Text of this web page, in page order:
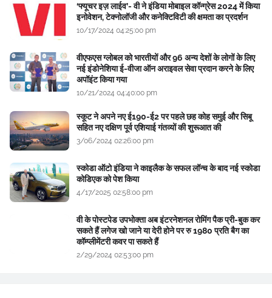
‘फ्यूचर इज़ लाईव’- वी ने इंडिया मोबाइल कॉन्ग्रेस 2024 में किया
इनोवेशन, टेक्नोलॉजी और कनेक्टिविटी की क्षमता का प्रदर्शन
10/17/2024 04:25:00 pm
वीएफएस ग्लोबल को भारतीयों और 96 अन्य देशों के लोगों के लिए
नई इंडोनेशिया ई-वीजा ऑन अराइवल सेवा प्रदान करने के लिए
अपॉइंट किया गया
10/21/2024 04:40:00 pm
स्कूट ने अपने नए ई190-ई2 पर पहले छह कोह समुई और सिबू
सहित नए दक्षिण पूर्व एशियाई गंतव्यों की शुरूआत की
3/06/2024 02:26:00 pm
स्कोडा ऑटो इंडिया ने काइलैक के सफल लॉन्च के बाद नई स्कोडा
कोडिएक को पेश किया
4/17/2025 02:58:00 pm
वी के पोस्टपेड उपभोक्ता अब इंटरनेशनल रोमिंग पैक प्री-बुक कर
सकते हैं लगेज खो जाने या देरी होने पर रु 1980 प्रति बैग का
कॉम्प्लीमेंटरी कवर पा सकते हैं
2/29/2024 02:53:00 pm